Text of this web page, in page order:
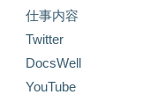
仕事内容
Twitter
DocsWell
YouTube